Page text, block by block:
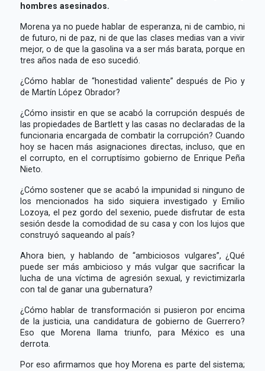
hombres asesinados.
Morena ya no puede hablar de esperanza, ni de cambio, ni
de futuro, ni de paz, ni de que las clases medias van a vivir
mejor, o de que la gasolina va a ser más barata, porque en
tres años nada de eso sucedió.
¿Cómo hablar de “honestidad valiente” después de Pio y
de Martín López Obrador?
¿Cómo insistir en que se acabó la corrupción después de
las propiedades de Bartlett y las casas no declaradas de la
funcionaria encargada de combatir la corrupción? Cuando
hoy se hacen más asignaciones directas, incluso, que en
el corrupto, en el corruptísimo gobierno de Enrique Peña
Nieto.
¿Cómo sostener que se acabó la impunidad si ninguno de
los mencionados ha sido siquiera investigado y Emilio
Lozoya, el pez gordo del sexenio, puede disfrutar de esta
sesión desde la comodidad de su casa y con los lujos que
construyó saqueando al país?
Ahora bien, y hablando de “ambiciosos vulgares”, ¿Qué
puede ser más ambicioso y más vulgar que sacrificar la
lucha de una víctima de agresión sexual, y revictimizarla
con tal de ganar una gubernatura?
¿Cómo hablar de transformación si pusieron por encima
de la justicia, una candidatura de gobierno de Guerrero?
Eso que Morena llama triunfo, para México es una
derrota.
Por eso afirmamos que hoy Morena es parte del sistema;